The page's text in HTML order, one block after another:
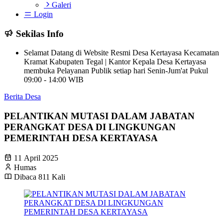
Galeri
Login
Sekilas Info
Selamat Datang di Website Resmi Desa Kertayasa Kecamatan
Kramat Kabupaten Tegal | Kantor Kepala Desa Kertayasa
membuka Pelayanan Publik setiap hari Senin-Jum'at Pukul
09:00 - 14:00 WIB
Berita Desa
PELANTIKAN MUTASI DALAM JABATAN
PERANGKAT DESA DI LINGKUNGAN
PEMERINTAH DESA KERTAYASA
11 April 2025
Humas
Dibaca 811 Kali